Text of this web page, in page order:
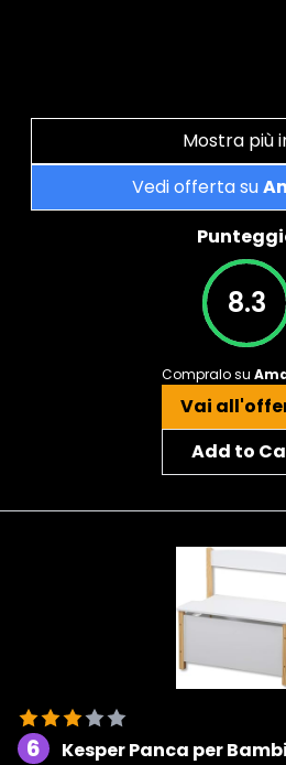
Mostra più
Vedi offerta su
8.3
Compralo su
Vai
Add to
6
Kesper Panca per